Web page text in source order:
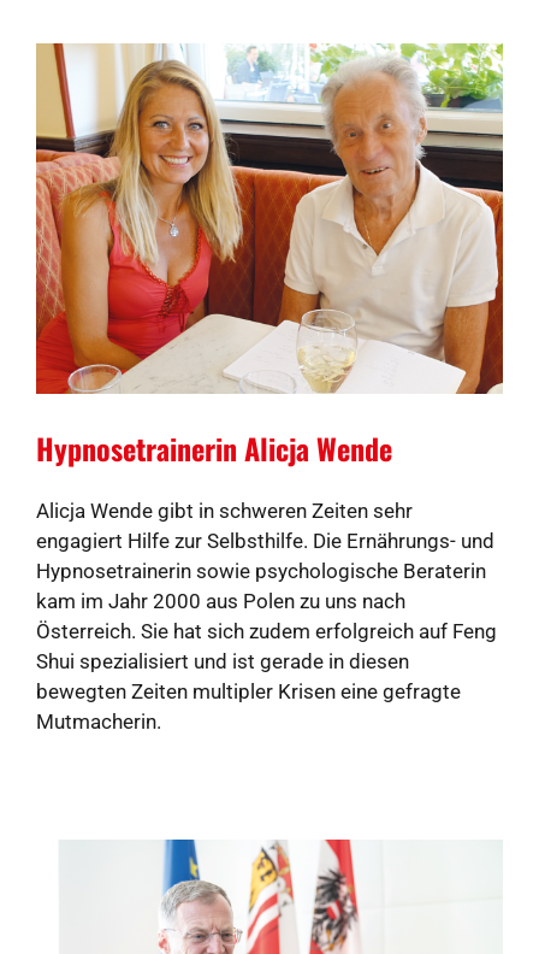
Hypnosetrainerin Alicja Wende
Alicja Wende gibt in schweren Zeiten sehr
engagiert Hilfe zur Selbsthilfe. Die Ernährungs- und
Hypnosetrainerin sowie psychologische Beraterin
kam im Jahr 2000 aus Polen zu uns nach
Österreich. Sie hat sich zudem erfolgreich auf Feng
Shui spezialisiert und ist gerade in diesen
bewegten Zeiten multipler Krisen eine gefragte
Mutmacherin.